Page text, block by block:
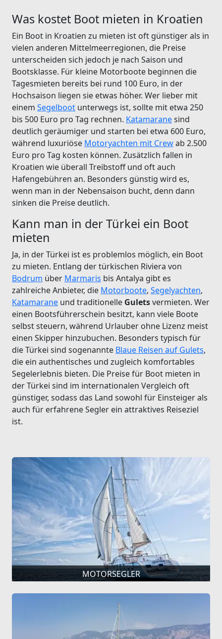
Was kostet Boot mieten in Kroatien
Ein Boot in Kroatien zu mieten ist oft günstiger als in
vielen anderen Mittelmeerregionen, die Preise
unterscheiden sich jedoch je nach Saison und
Bootsklasse. Für kleine Motorboote beginnen die
Tagesmieten bereits bei rund 100 Euro, in der
Hochsaison liegen sie etwas höher. Wer lieber mit
einem Segelboot unterwegs ist, sollte mit etwa 250
bis 500 Euro pro Tag rechnen. Katamaranesind
deutlich geräumiger und starten bei etwa 600 Euro,
während luxuriöse Motoryachten mit Crewab 2.500
Euro pro Tag kosten können. Zusätzlich fallen in
Kroatien wie überall Treibstoff und oft auch
Hafengebühren an. Besonders günstig wird es,
wenn man in der Nebensaison bucht, denn dann
sinken die Preise deutlich.
Kann man in der Türkei ein Boot
mieten
Ja, in der Türkei ist es problemlos möglich, ein Boot
zu mieten. Entlang der türkischen Riviera von
Bodrum über Marmaris bis Antalya gibt es
zahlreiche Anbieter, die Motorboote, Segelyachten,
Katamarane und traditionelle Guletsvermieten. Wer
einen Bootsführerschein besitzt, kann viele Boote
selbst steuern, während Urlauber ohne Lizenz meist
einen Skipper hinzubuchen. Besonders typisch für
die Türkei sind sogenannte Blaue Reisen auf Gulets,
die ein authentisches und zugleich komfortables
Segelerlebnis bieten. Die Preise für Boot mieten in
der Türkei sind im internationalen Vergleich oft
günstiger, sodass das Land sowohl für Einsteiger als
auch für erfahrene Segler ein attraktives Reiseziel
ist.
MOTORSEGLER